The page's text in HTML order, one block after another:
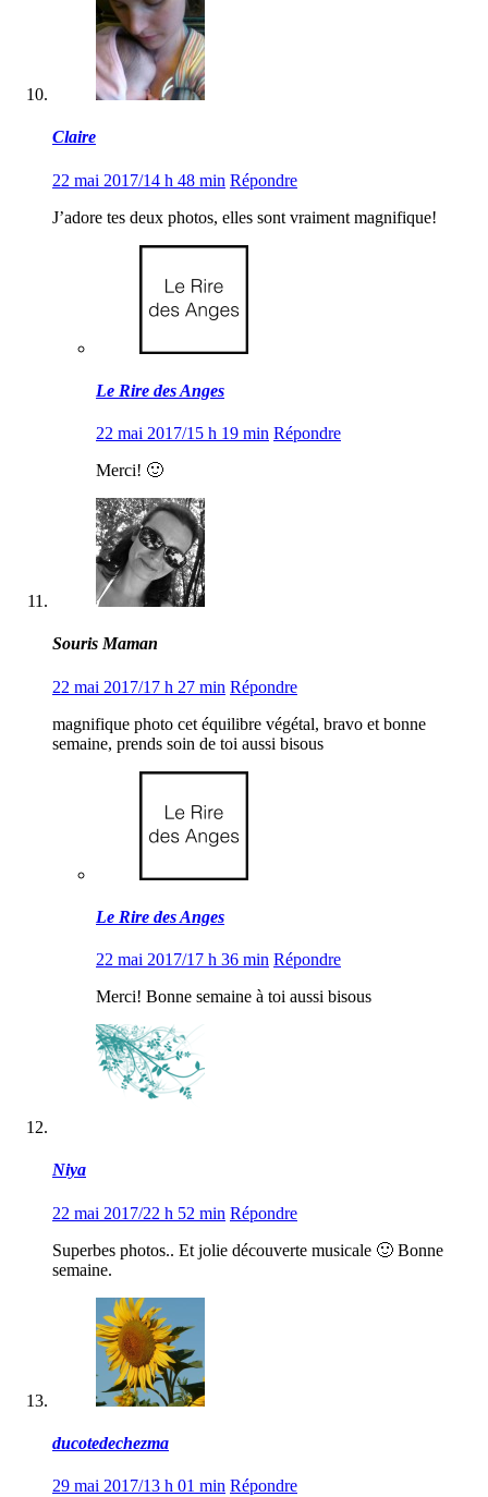
Claire
22 mai 2017/14 h 48 min Répondre
J’adore tes deux photos, elles sont vraiment magnifique!
Le Rire des Anges
22 mai 2017/15 h 19 min Répondre
Merci! 🙂
Souris Maman
22 mai 2017/17 h 27 min Répondre
magnifique photo cet équilibre végétal, bravo et bonne
semaine, prends soin de toi aussi bisous
Le Rire des Anges
22 mai 2017/17 h 36 min Répondre
Merci! Bonne semaine à toi aussi bisous
Niya
22 mai 2017/22 h 52 min Répondre
Superbes photos.. Et jolie découverte musicale 🙂 Bonne
semaine.
ducotedechezma
29 mai 2017/13 h 01 min Répondre